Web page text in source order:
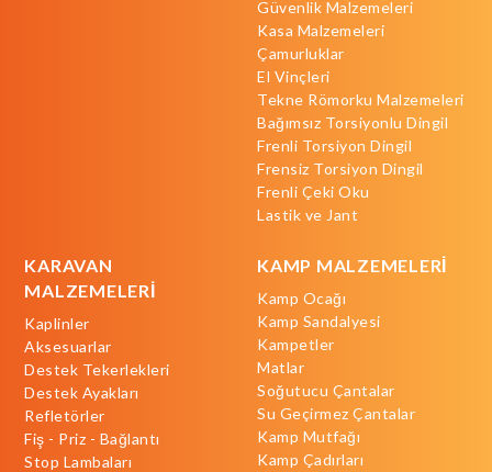
Güvenlik Malzemeleri
Kasa Malzemeleri
Çamurluklar
El Vinçleri
Tekne Römorku Malzemeleri
Bağımsız Torsiyonlu Dingil
Frenli Torsiyon Dingil
Frensiz Torsiyon Dingil
Frenli Çeki Oku
Lastik ve Jant
KARAVAN
MALZEMELERİ
Kaplinler
Aksesuarlar
Destek Tekerlekleri
Destek Ayakları
Refletörler
Fiş - Priz - Bağlantı
Stop Lambaları
KAMP MALZEMELERİ
Kamp Ocağı
Kamp Sandalyesi
Kampetler
Matlar
Soğutucu Çantalar
Su Geçirmez Çantalar
Kamp Mutfağı
Kamp Çadırları